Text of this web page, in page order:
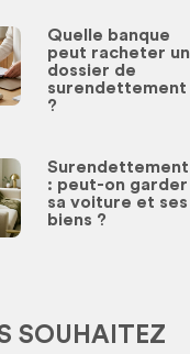
Quelle banque
peut racheter un
dossier de
surendettement
?
Surendettement
: peut-on garder
sa voiture et ses
biens ?
SOUHAITEZ